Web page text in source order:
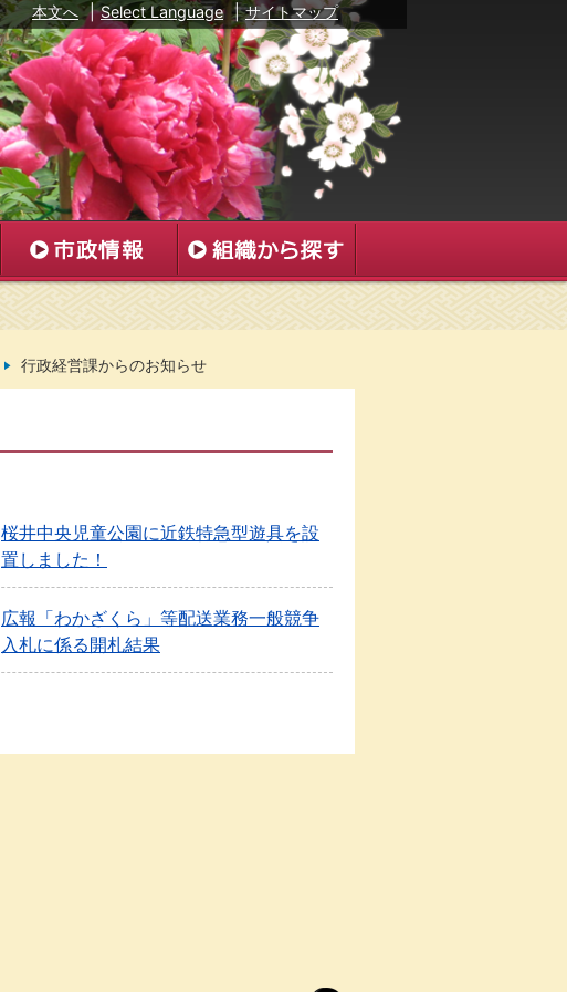
本文へ | Select Language | サイトマップ
行政経営課からのお知らせ
桜井中央児童公園に近鉄特急型遊具を設
置しました！
広報「わかざくら」等配送業務一般競争
入札に係る開札結果